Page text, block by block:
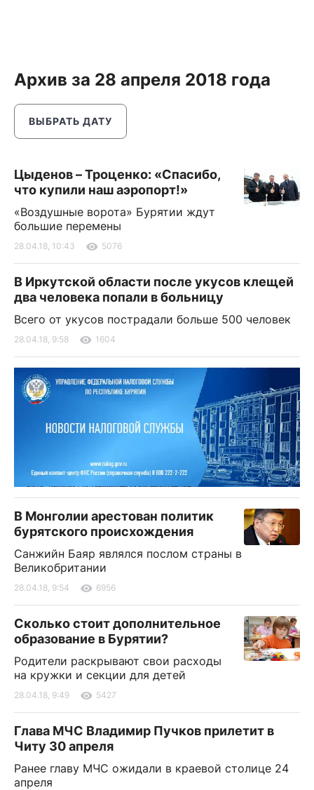
Архив за 28 апреля 2018 года
ВЫБРАТЬ ДАТУ
Цыденов – Троценко: «Спасибо,
что купили наш аэропорт!»
«Воздушные ворота» Бурятии ждут
большие перемены
28.04.18, 10:43 5076
В Иркутской области после укусов клещей
два человека попали в больницу
Всего от укусов пострадали больше 500 человек
28.04.18, 9:58 1604
В Монголии арестован политик
бурятского происхождения
Санжийн Баяр являлся послом страны в
Великобритании
28.04.18, 9:54 6956
Сколько стоит дополнительное
образование в Бурятии?
Родители раскрывают свои расходы
на кружки и секции для детей
28.04.18, 9:49 5427
Глава МЧС Владимир Пучков прилетит в
Читу 30 апреля
Ранее главу МЧС ожидали в краевой столице 24
апреля